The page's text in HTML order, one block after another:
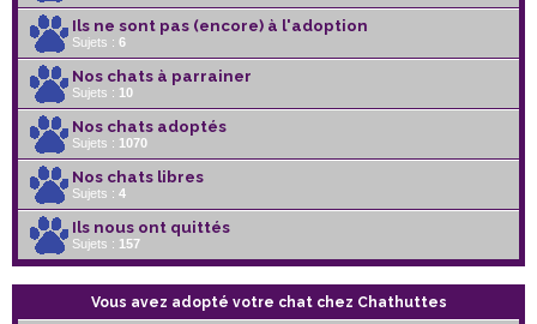
Ils ne sont pas (encore) à l'adoption
Sujets : 6
Nos chats à parrainer
Sujets : 10
Nos chats adoptés
Sujets : 1070
Nos chats libres
Sujets : 4
Ils nous ont quittés
Sujets : 157
Vous avez adopté votre chat chez Chathuttes